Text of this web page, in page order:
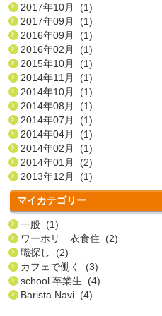
2017年10月 (1)
2017年09月 (1)
2016年09月 (1)
2016年02月 (1)
2015年10月 (1)
2014年11月 (1)
2014年10月 (1)
2014年08月 (1)
2014年07月 (1)
2014年04月 (1)
2014年02月 (1)
2014年01月 (2)
2013年12月 (1)
マイカテゴリー
一般 (1)
ワーホリ 衣食住 (2)
職探し (2)
カフェで働く (3)
school 卒業生 (4)
Barista Navi (4)